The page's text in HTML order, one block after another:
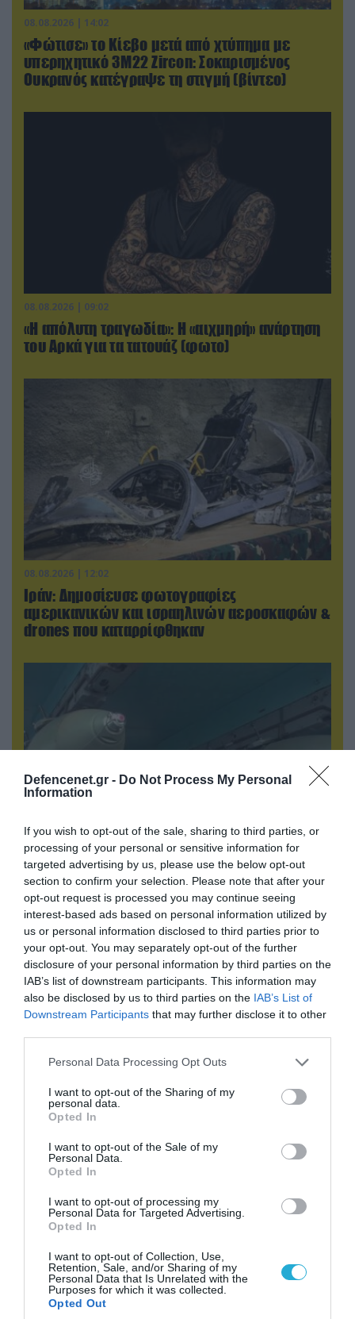
Defencenet.gr - Do Not Process My Personal
Information
If you wish to opt-out of the sale, sharing to third parties, or
processing of your personal or sensitive information for
targeted advertising by us, please use the below opt-out
section to confirm your selection. Please note that after your
opt-out request is processed you may continue seeing
interest-based ads based on personal information utilized by
us or personal information disclosed to third parties prior to
your opt-out. You may separately opt-out of the further
disclosure of your personal information by third parties on the
IAB’s list of downstream participants. This information may
also be disclosed by us to third parties on the IAB’s List of
Downstream Participants that may further disclose it to other
Please note that this website/app uses one or more Google
not limited to your visit or usage behaviour. You may click to
grant or deny consent to Google and its third-party tags to
use your data for below specified purposes in below Google
consent section.
Personal Data Processing Opt Outs
I want to opt-out of the Sharing of my
personal data.
Opted In
I want to opt-out of the Sale of my
Personal Data.
Opted In
I want to opt-out of processing my
Personal Data for Targeted Advertising.
Opted In
I want to opt-out of Collection, Use,
Retention, Sale, and/or Sharing of my
Personal Data that Is Unrelated with the
Purposes for which it was collected.
Opted Out
08.08.2026 | 14:02
«Φώτισε» το Κίεβο μετά από χτύπημα με
υπερηχητικό 3M22 Zircon: Σοκαρισμένος
Ουκρανός κατέγραψε τη στιγμή (βίντεο)
08.08.2026 | 09:02
«Η απόλυτη τραγωδία»: Η «αιχμηρή» ανάρτηση
του Αρκά για τα τατουάζ (φωτο)
08.08.2026 | 12:02
Ιράν: Δημοσίευσε φωτογραφίες
αμερικανικών και ισραηλινών αεροσκαφών &
drones που καταρρίφθηκαν
08.08.2026 | 13:02
Βίντεο: Ρωσική βόμβα FAB-3000 «εξαφανίζει
από τον χάρτη» σημείο διέλευσης των
ουκρανικών δυνάμεων στην Ζαπορίζια
08.08.2026 | 17:02
Σε «αναμμένα κάρβουνα» η Τουρκία:
Περιορίζει την κίνηση πλοίων από την Μαύρη
Θάλασσα
ΠΟΛΙΤΙΚΗ